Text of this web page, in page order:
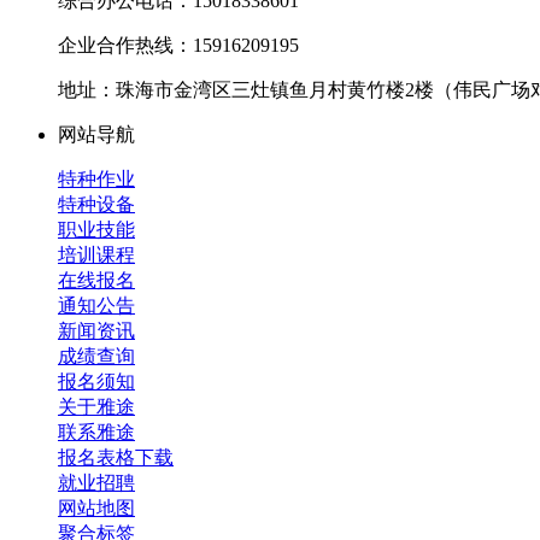
企业合作热线：15916209195
地址：珠海市金湾区三灶镇鱼月村黄竹楼2楼（伟民广场
网站导航
特种作业
特种设备
职业技能
培训课程
在线报名
通知公告
新闻资讯
成绩查询
报名须知
关于雅途
联系雅途
报名表格下载
就业招聘
网站地图
聚合标签